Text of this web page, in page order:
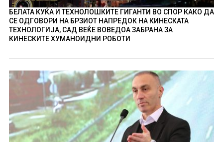
БЕЛАТА КУЌА И ТЕХНОЛОШКИТЕ ГИГАНТИ ВО СПОР КАКО ДА
СЕ ОДГОВОРИ НА БРЗИОТ НАПРЕДОК НА КИНЕСКАТА
ТЕХНОЛОГИЈА, САД ВЕЌЕ ВОВЕДОА ЗАБРАНА ЗА
КИНЕСКИТЕ ХУМАНОИДНИ РОБОТИ